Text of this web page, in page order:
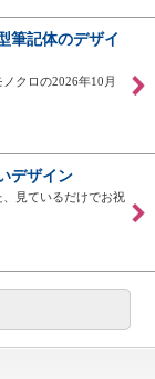
筆記体のデザイ
クロの2026年10月
デザイン
見ているだけでお祝